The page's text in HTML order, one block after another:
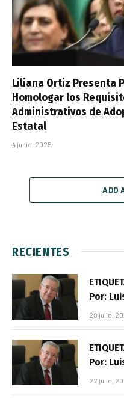
Liliana Ortiz Presenta
Homologar los
Administrativos de
Estatal
4 junio, 2025
ADD
RECIENTES
Por:
28 julio,
Por:
22 julio,